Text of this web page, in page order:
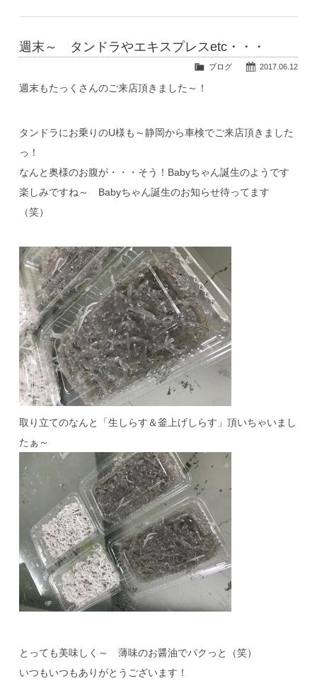
週末～ タンドラやエキスプレスetc・・・
2017.06.12
ブログ
週末もたっくさんのご来店頂きました～！
タンドラにお乗りのU様も～静岡から車検でご来店頂きました
っ！
なんと奥様のお腹が・・・そう！Babyちゃん誕生のようです
楽しみですね～ Babyちゃん誕生のお知らせ待ってます
（笑）
取り立てのなんと「生しらす＆釜上げしらす」頂いちゃいまし
たぁ～
とっても美味しく～ 薄味のお醤油でパクっと（笑）
いつもいつもありがとうございます！